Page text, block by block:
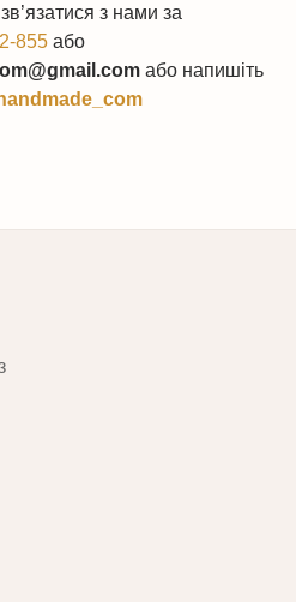
з нами за
855 або
або напишіть